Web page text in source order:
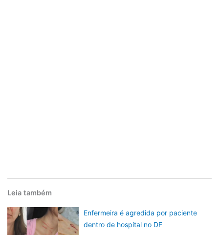
Leia também
Enfermeira é agredida por paciente
dentro de hospital no DF